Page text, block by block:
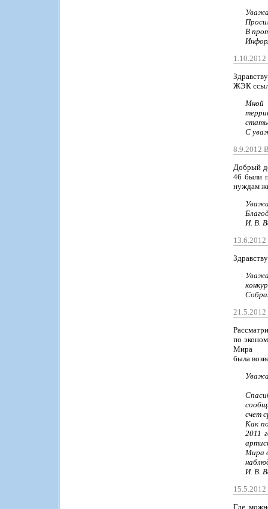
В
ЖЭК
Мной
С
8.9.2012
Добрый
46 были
нуждам
И. В.
по
Мира
была
счет
Как
2011
Мира
И. В.
Где